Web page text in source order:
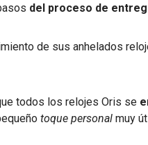
del proceso de
de sus anhelados
todos los relojes Oris se
toque personal muy